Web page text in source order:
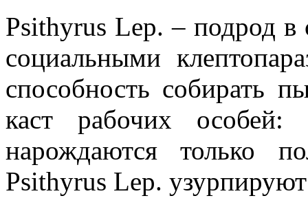
Psithyrus Lep. – подрод в
социальными
способность собирать
каст рабочих
нарождаются только
Psithyrus Lep.